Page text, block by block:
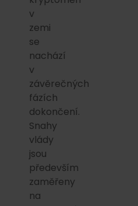
v
zemi
se
nachází
v
závěrečných
fázích
dokončení.
Snahy
vlády
jsou
především
zaměřeny
na